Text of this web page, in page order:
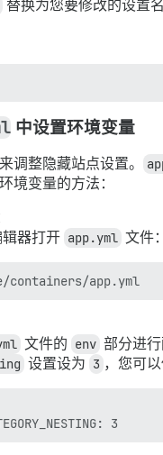
替换为您要修改的设置
中设置环境变量
调整隐藏站点设置。
境变量的方法：
器打开 app.yml 文件：
文件的 env 部分进
设置设为 3 ，您可以